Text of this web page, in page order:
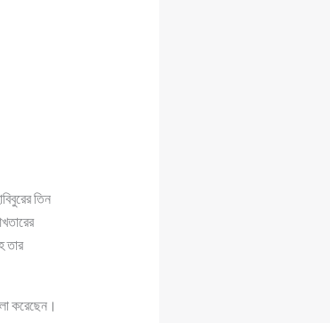
তিন
তার
করেছেন।